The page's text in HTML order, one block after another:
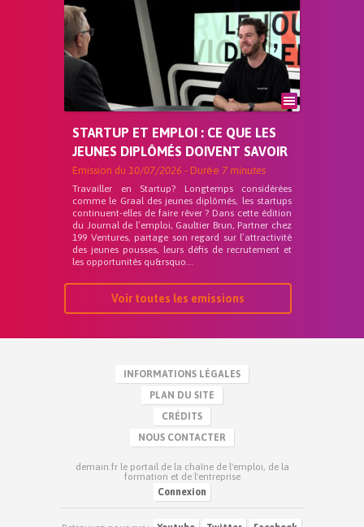
STARTUP ET EMPLOI : CE QUE LES
JEUNES DIPLÔMÉS DOIVENT SAVOIR
Emission du 10/07/2026 - Durée 7 minutes
Travailler en Startup? Longtemps considérées
comme le Graal des jeunes diplômés, les startups
continuent-elles de faire rêver ? Dans cette édition
du Journal de l’emploi, Gaultier Brun, Partner chez
199 Ventures, partage son regard sur l’attractivité
des jeunes pousses, leurs défis de recrutement et
les opportunités qu&rsquo...
Voir toutes les emissions
INFORMATIONS LÉGALES
PLAN DU SITE
CRÉDITS
NOUS CONTACTER
demain.fr le portail de la chaîne de l'emploi, de la
formation et de l'entreprise
Connexion